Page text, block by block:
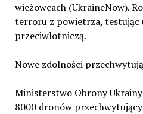
wieżowcach (UkraineNow).
terroru z powietrza, testując
przeciwlotniczą.
Nowe zdolności
Ministerstwo Obrony Ukrainy
8000 dronów